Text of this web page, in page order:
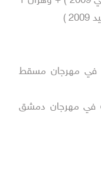
مهرجان مسقط
في مهرجان دمشق